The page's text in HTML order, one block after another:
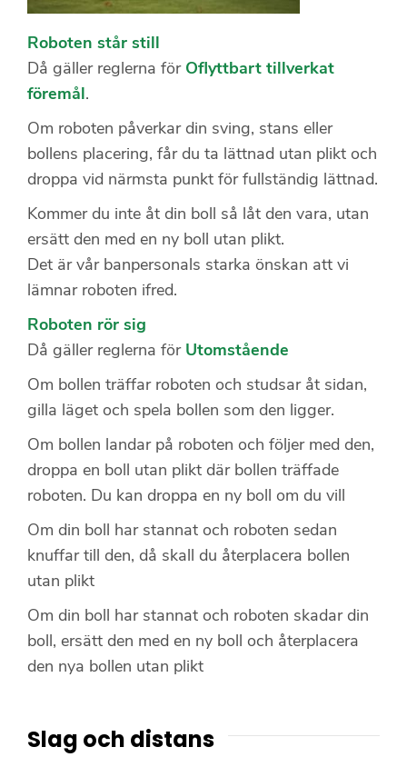
Roboten står still
Då gäller reglerna för Oflyttbart tillverkat
föremål.
Om roboten påverkar din sving, stans eller
bollens placering, får du ta lättnad utan plikt och
droppa vid närmsta punkt för fullständig lättnad.
Kommer du inte åt din boll så låt den vara, utan
ersätt den med en ny boll utan plikt.
Det är vår banpersonals starka önskan att vi
lämnar roboten ifred.
Roboten rör sig
Då gäller reglerna för Utomstående
Om bollen träffar roboten och studsar åt sidan,
gilla läget och spela bollen som den ligger.
Om bollen landar på roboten och följer med den,
droppa en boll utan plikt där bollen träffade
roboten. Du kan droppa en ny boll om du vill
Om din boll har stannat och roboten sedan
knuffar till den, då skall du återplacera bollen
utan plikt
Om din boll har stannat och roboten skadar din
boll, ersätt den med en ny boll och återplacera
den nya bollen utan plikt
Slag och distans